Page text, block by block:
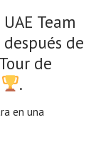
Team
de
de
.
en una